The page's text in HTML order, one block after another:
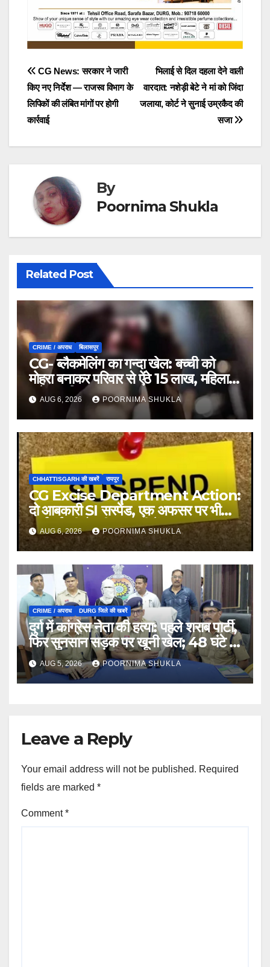
Post
navigation
भिलाई से दिल दहला देने वाली
वारदात: नशेड़ी बेटे ने मां को जिंदा
जलाया, कोर्ट ने सुनाई उम्रकैद की
सजा
CG News: सरकार ने जारी
किए नए निर्देश — राजस्व विभाग के
लिपिकों की लंबित मांगों पर होगी
कार्रवाई
By
Poornima Shukla
Related Post
CRIME / अपराध बिलासपुर
CG- ब्लैकमेलिंग का गन्दा खेल: बच्ची को
मोहरा बनाकर परिवार से ऐंठे 15 लाख, महिला
समेत 9 गिरफ्तार…
AUG 6, 2026 POORNIMA SHUKLA
CHHATTISGARH की खबरें रायपुर
CG Excise Department Action:
दो आबकारी SI सस्पेंड, एक अफसर पर भी
कार्रवाई की तैयारी; गड़बड़ी में बड़ा एक्शन…
AUG 6, 2026 POORNIMA SHUKLA
CRIME / अपराध DURG जिले की खबरें
दुर्ग में कांग्रेस नेता की हत्या: पहले शराब पार्टी,
फिर सुनसान सड़क पर खूनी खेल; 48 घंटे में
खुला राज…
AUG 5, 2026 POORNIMA SHUKLA
Leave a Reply
Your email address will not be published. Required
fields are marked *
Comment*